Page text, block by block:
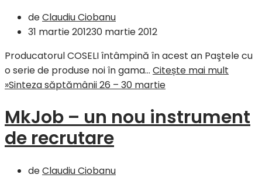
deClaudiu Ciobanu
31 martie 201230 martie 2012
Producatorul COSELI întâmpină în acest an Paştele cu
o serie de produse noi în gama… Citește mai mult
»Sinteza săptămânii 26 – 30 martie
MkJob – un nou instrument
de recrutare
deClaudiu Ciobanu